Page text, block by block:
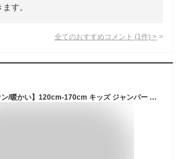
す。
全てのおすすめコメント (1 件) >
2023新作!【90%ダウン/暖かい】120cm-170cm キッズ ジャンパー ジャケット コート ライトダウン 子供服 ベビー ロング 冬服 防寒 女の子 ジュニア ふわふわ もこもこ オーバー 冬 軽量 アウター 厚手 子ども フード付き 防風 暖かい 通園 通学 120 130 140 150 160 170